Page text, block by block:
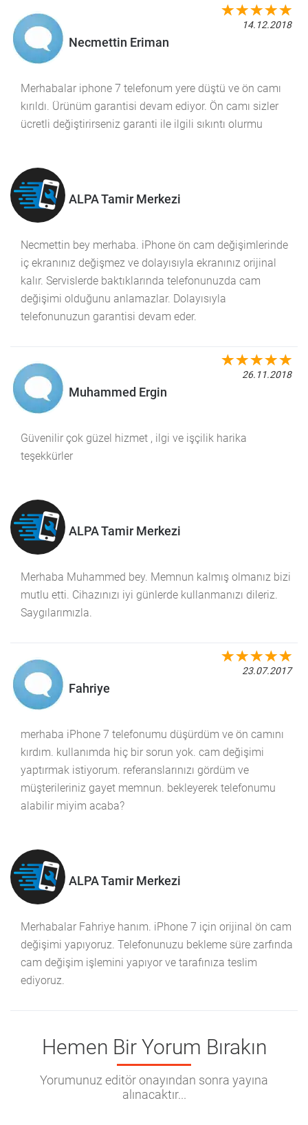
Necmettin Eriman
14.12.2018
Merhabalar iphone 7 telefonum yere düştü ve ön camı
kırıldı. Ürünüm garantisi devam ediyor. Ön camı sizler
ücretli değiştirirseniz garanti ile ilgili sıkıntı olurmu
ALPA Tamir Merkezi
Necmettin bey merhaba. iPhone ön cam değişimlerinde
iç ekranınız değişmez ve dolayısıyla ekranınız orijinal
kalır. Servislerde baktıklarında telefonunuzda cam
değişimi olduğunu anlamazlar. Dolayısıyla
telefonunuzun garantisi devam eder.
Muhammed Ergin
26.11.2018
Güvenilir çok güzel hizmet , ilgi ve işçilik harika
teşekkürler
ALPA Tamir Merkezi
Merhaba Muhammed bey. Memnun kalmış olmanız bizi
mutlu etti. Cihazınızı iyi günlerde kullanmanızı dileriz.
Saygılarımızla.
Fahriye
23.07.2017
merhaba iPhone 7 telefonumu düşürdüm ve ön camını
kırdım. kullanımda hiç bir sorun yok. cam değişimi
yaptırmak istiyorum. referanslarınızı gördüm ve
müşterileriniz gayet memnun. bekleyerek telefonumu
alabilir miyim acaba?
ALPA Tamir Merkezi
Merhabalar Fahriye hanım. iPhone 7 için orijinal ön cam
değişimi yapıyoruz. Telefonunuzu bekleme süre zarfında
cam değişim işlemini yapıyor ve tarafınıza teslim
ediyoruz.
Hemen Bir Yorum Bırakın
Yorumunuz editör onayından sonra yayına
alınacaktır...